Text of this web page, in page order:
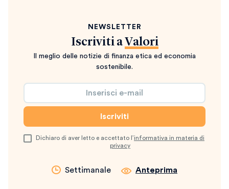
NEWSLETTER
Iscriviti a Valori
Il meglio delle notizie di finanza etica ed economia
sostenibile.
Dichiaro di aver letto e accettato l’informativa in materia di
privacy
Settimanale Anteprima